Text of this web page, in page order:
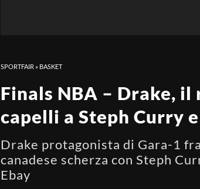
SPORTFAIR » BASKET
Finals NBA – Drake,
capelli a Steph Curry
Drake protagonista di Gara-1
canadese scherza con Steph
Ebay